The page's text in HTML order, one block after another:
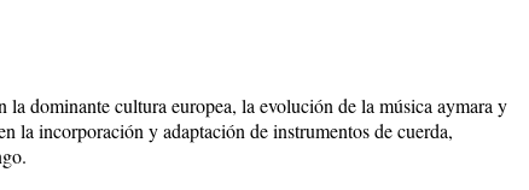
dominante cultura europea, la evolución de la música aymara y
la incorporación y adaptación de instrumentos de cuerda,